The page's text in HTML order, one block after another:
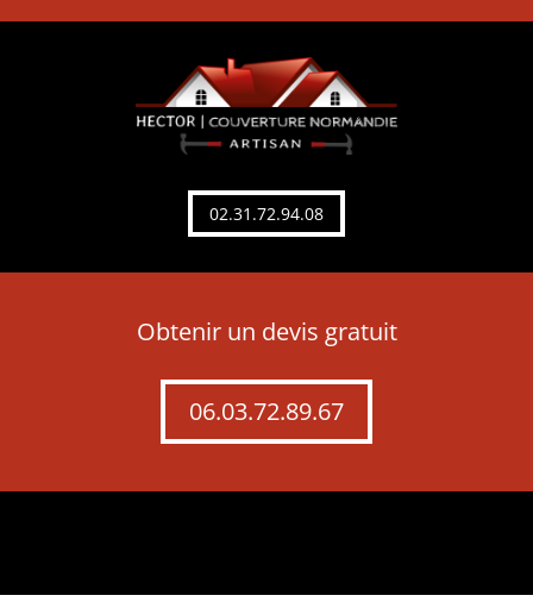
02.31.72.94.08
Obtenir un devis gratuit
06.03.72.89.67